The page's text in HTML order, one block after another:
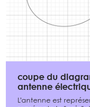
coupe du
antenne
L’antenne est